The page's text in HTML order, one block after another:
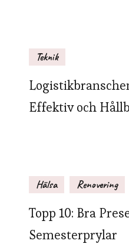
Teknik
Effektiv och
Hälsa Renovering
Topp 10: Bra
Semesterprylar